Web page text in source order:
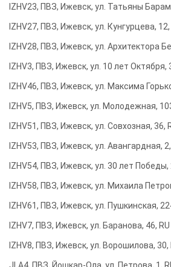
IZHV23, ПВЗ, Ижевск, ул. Татьяны
IZHV27, ПВЗ, Ижевск, ул. Кунгурцева, 12,
IZHV28, ПВЗ, Ижевск, ул. Архитектора
IZHV3, ПВЗ, Ижевск, ул. 10 лет Октября,
IZHV46, ПВЗ, Ижевск, ул. Максима
IZHV5, ПВЗ, Ижевск, ул. Молодежная,
IZHV51, ПВЗ, Ижевск, ул. Совхозная, 36,
IZHV53, ПВЗ, Ижевск, ул. Авангардная, 2,
IZHV54, ПВЗ, Ижевск, ул. 30 лет Победы,
IZHV58, ПВЗ, Ижевск, ул. Михаила
IZHV61, ПВЗ, Ижевск, ул. Пушкинская,
IZHV7, ПВЗ, Ижевск, ул. Баранова, 46, RU
IZHV8, ПВЗ, Ижевск, ул. Ворошилова, 30,